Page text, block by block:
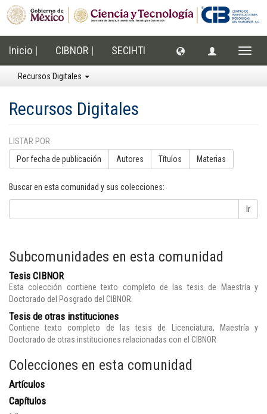
Inicio | CIBNOR | SECIHTI
Recursos Digitales
Recursos Digitales
LISTAR POR
Por fecha de publicación Autores Títulos Materias
Buscar en esta comunidad y sus colecciones:
Ir
Subcomunidades en esta comunidad
Tesis CIBNOR
Esta colección contiene texto completo de las tesis de Maestría y
Doctorado del Posgrado del CIBNOR.
Tesis de otras instituciones
Contiene texto completo de las tesis de Licenciatura, Maestría y
Doctorado de otras instituciones relacionadas con el CIBNOR
Colecciones en esta comunidad
Artículos
Capítulos